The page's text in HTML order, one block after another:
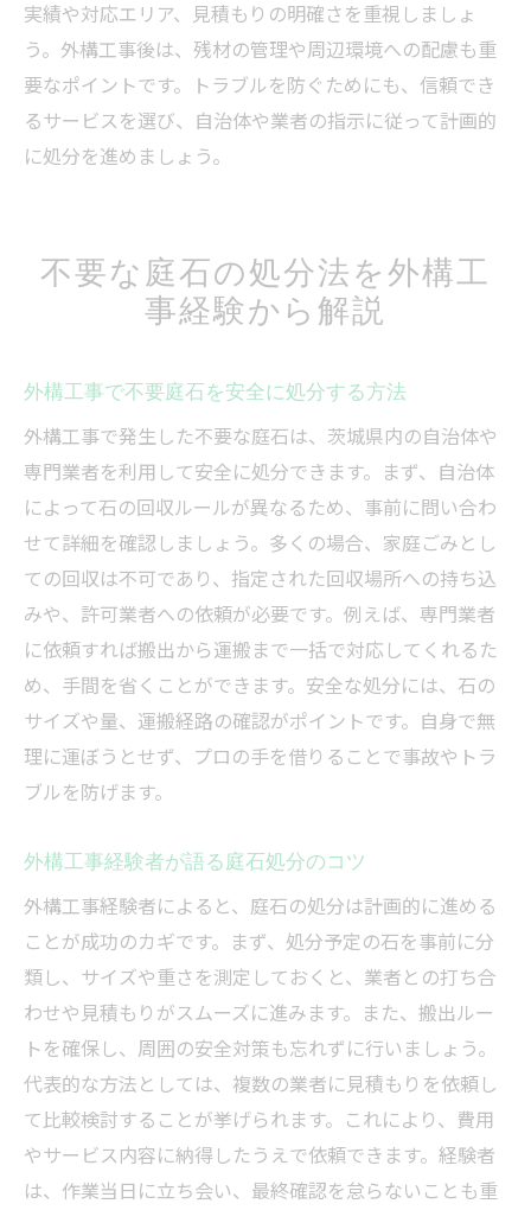
自治体と連携した安全な外構工事石処分
納得できる外構工事後の石処分サービス選び
外構工事の石処分サービス選びの基準
信頼できる外構工事業者の見極め方
点
外構工事の口コミや事例から選ぶ石処分法
実績や対応エリア、見積もりの明確さを重視しましょ
う。外構工事後は、残材の管理や周辺環境への配慮も重
要なポイントです。トラブルを防ぐためにも、信頼でき
るサービスを選び、自治体や業者の指示に従って計画的
に処分を進めましょう。
不要な庭石の処分法を外構工
事経験から解説
外構工事で不要庭石を安全に処分する方法
外構工事で発生した不要な庭石は、茨城県内の自治体や
専門業者を利用して安全に処分できます。まず、自治体
によって石の回収ルールが異なるため、事前に問い合わ
せて詳細を確認しましょう。多くの場合、家庭ごみとし
ての回収は不可であり、指定された回収場所への持ち込
みや、許可業者への依頼が必要です。例えば、専門業者
に依頼すれば搬出から運搬まで一括で対応してくれるた
め、手間を省くことができます。安全な処分には、石の
サイズや量、運搬経路の確認がポイントです。自身で無
理に運ぼうとせず、プロの手を借りることで事故やトラ
ブルを防げます。
外構工事経験者が語る庭石処分のコツ
外構工事経験者によると、庭石の処分は計画的に進める
ことが成功のカギです。まず、処分予定の石を事前に分
類し、サイズや重さを測定しておくと、業者との打ち合
わせや見積もりがスムーズに進みます。また、搬出ルー
トを確保し、周囲の安全対策も忘れずに行いましょう。
代表的な方法としては、複数の業者に見積もりを依頼し
て比較検討することが挙げられます。これにより、費用
やサービス内容に納得したうえで依頼できます。経験者
は、作業当日に立ち会い、最終確認を怠らないことも重